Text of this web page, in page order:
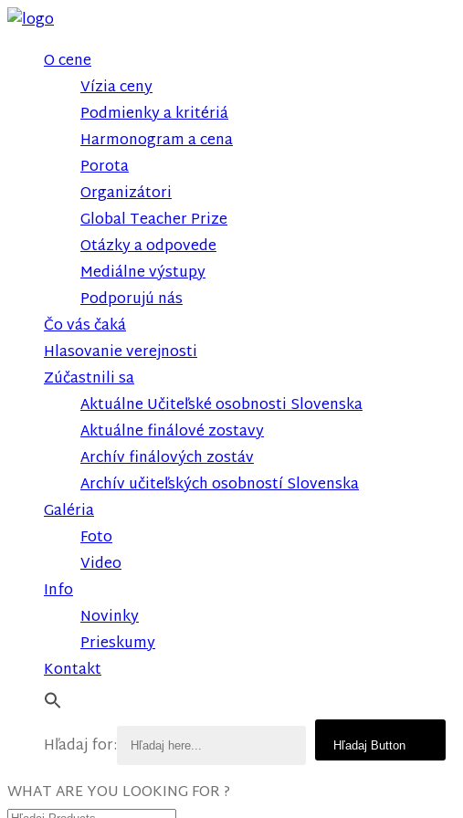
O cene
Vízia ceny
Podmienky a kritériá
Harmonogram a cena
Porota
Organizátori
Global Teacher Prize
Otázky a odpovede
Mediálne výstupy
Podporujú nás
Čo vás čaká
Hlasovanie verejnosti
Zúčastnili sa
Aktuálne Učiteľské osobnosti Slovenska
Aktuálne finálové zostavy
Archív finálových zostáv
Archív učiteľských osobností Slovenska
Galéria
Foto
Video
Info
Novinky
Prieskumy
Kontakt
Hľadaj for: Hľadaj Button
WHAT ARE YOU LOOKING FOR ?